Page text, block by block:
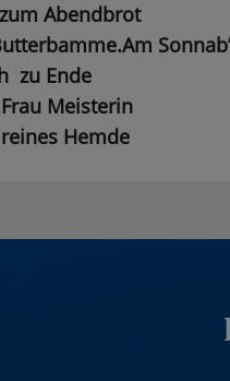
Abendbrot
Am
zu Ende
Meisterin
Hemde